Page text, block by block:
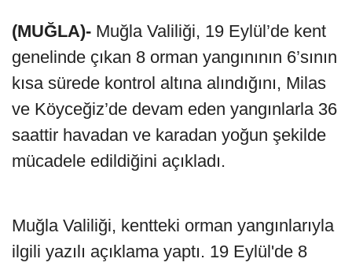
(MUĞLA)- Muğla Valiliği, 19 Eylül’de kent
genelinde çıkan 8 orman yangınının 6’sının
kısa sürede kontrol altına alındığını, Milas
ve Köyceğiz’de devam eden yangınlarla 36
saattir havadan ve karadan yoğun şekilde
mücadele edildiğini açıkladı.
Muğla Valiliği, kentteki orman yangınlarıyla
ilgili yazılı açıklama yaptı. 19 Eylül'de 8